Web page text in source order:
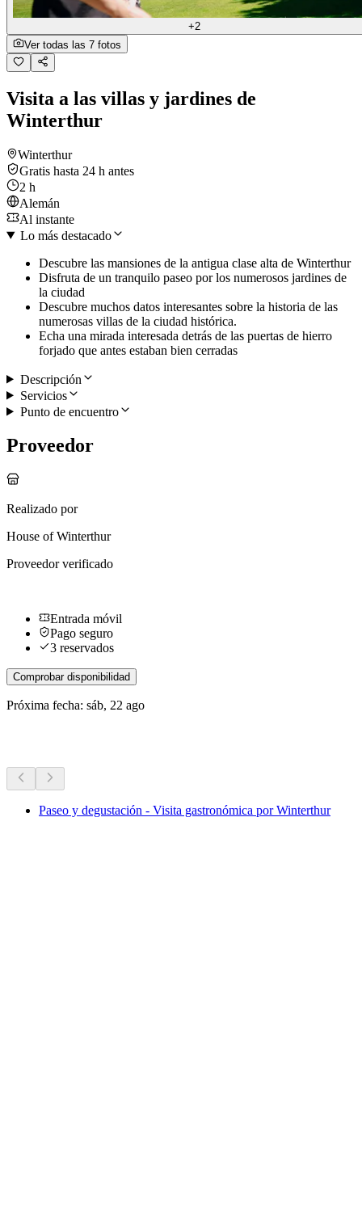
+2
Ver todas las 7 fotos
Visita a las villas y jardines de
Winterthur
Winterthur
Gratis hasta 24 h antes
2 h
Alemán
Al instante
Lo más destacado
Descubre las mansiones de la antigua clase alta de Winterthur
Disfruta de un tranquilo paseo por los numerosos jardines de
la ciudad
Descubre muchos datos interesantes sobre la historia de las
numerosas villas de la ciudad histórica.
Echa una mirada interesada detrás de las puertas de hierro
forjado que antes estaban bien cerradas
Descripción
Servicios
Punto de encuentro
Proveedor
Realizado por
House of Winterthur
Proveedor verificado
Entrada móvil
Pago seguro
3 reservados
Comprobar disponibilidad
Próxima fecha: sáb, 22 ago
Paseo y degustación - Visita gastronómica por Winterthur